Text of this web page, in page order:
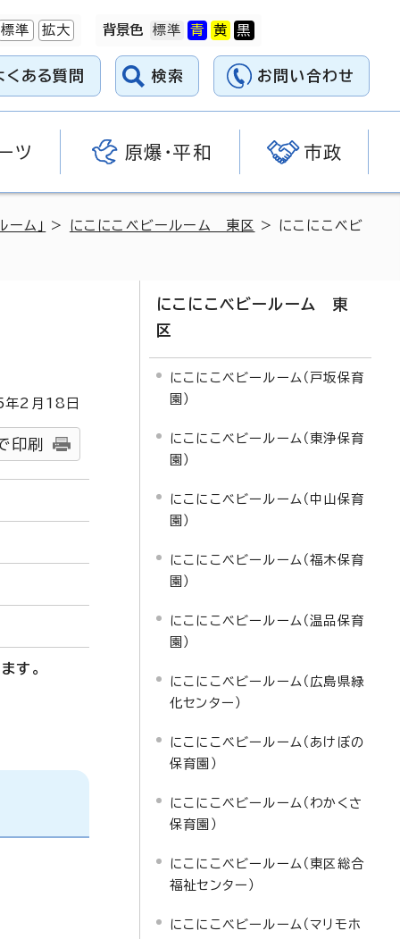
標準 拡大 背景色
くある質問 検索 お問い合わせ
ツ 原爆・平和 市政
ム」 > にこにこベビールーム 東区 > にこにこベビ
年2月 18 日
印刷
す。
にこにこベビールーム 東
区
にこにこベビールーム（戸坂保育
園）
にこにこベビールーム（東浄保育
園）
にこにこベビールーム（中山保育
園）
にこにこベビールーム（福木保育
園）
にこにこベビールーム（温品保育
園）
にこにこベビールーム（広島県緑
化センター）
にこにこベビールーム（あけぼの
保育園）
にこにこベビールーム（わかくさ
保育園）
にこにこベビールーム（東区総合
福祉センター）
にこにこベビールーム（マリモホ